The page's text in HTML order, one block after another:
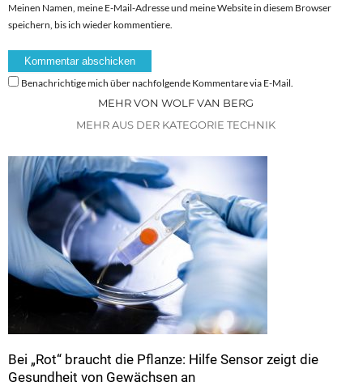
Meinen Namen, meine E-Mail-Adresse und meine Website in diesem Browser
speichern, bis ich wieder kommentiere.
Benachrichtige mich über nachfolgende Kommentare via E-Mail.
MEHR VON WOLF VAN BERG
MEHR AUS DER KATEGORIE TECHNIK
Bei „Rot“ braucht die Pflanze: Hilfe Sensor zeigt die
Gesundheit von Gewächsen an